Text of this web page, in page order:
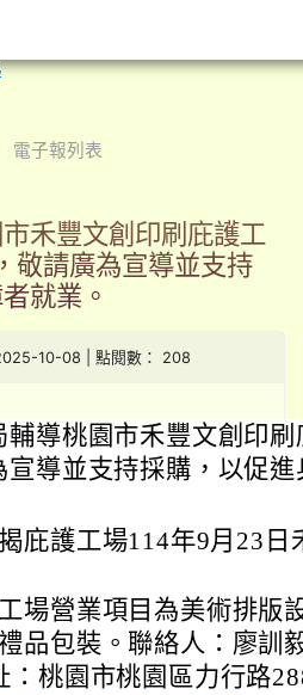
電子報列表
禾豐文創印刷庇護工
敬請廣為宣導並支持
就業。
10-08 | 點閱數： 208
輔導桃園市禾豐文創印
宣導並支持採購，以促
庇護工場114年9月23日
場營業項目為美術排版
品包裝。聯絡人：廖訓
：桃園市桃園區力行路